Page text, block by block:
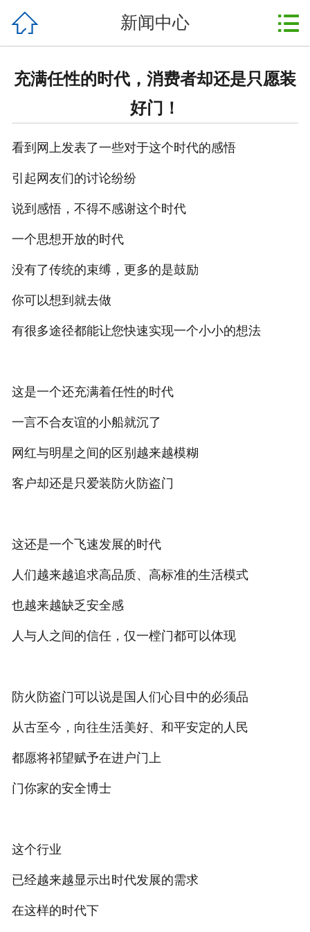
产品中心
案例展示
 新闻中心 
充满任性的时代，消费者却还是只愿装
好门！
看到网上发表了一些对于这个时代的感悟
引起网友们的讨论纷纷
说到感悟，不得不感谢这个时代
一个思想开放的时代
没有了传统的束缚，更多的是鼓励
你可以想到就去做
有很多途径都能让您快速实现一个小小的想法
这是一个还充满着任性的时代
一言不合友谊的小船就沉了
网红与明星之间的区别越来越模糊
客户却还是只爱装防火防盗门
这还是一个飞速发展的时代
人们越来越追求高品质、高标准的生活模式
也越来越缺乏安全感
人与人之间的信任，仅一樘门都可以体现
防火防盗门可以说是国人们心目中的必须品
从古至今，向往生活美好、和平安定的人民
都愿将祁望赋予在进户门上
门你家的安全博士
这个行业
已经越来越显示出时代发展的需求
在这样的时代下